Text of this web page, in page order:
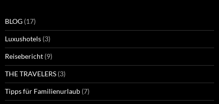
BLOG (17)
Luxushotels (3)
Reisebericht (9)
THE TRAVELERS (3)
Tipps für Familienurlaub (7)